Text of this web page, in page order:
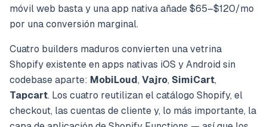
móvil web basta y una app nativa añade $65–$120/mo
por una conversión marginal.
Cuatro builders maduros convierten una vetrina
Shopify existente en apps nativas iOS y Android sin
codebase aparte: MobiLoud , Vajro, SimiCart,
Tapcart. Los cuatro reutilizan el catálogo Shopify, el
checkout, las cuentas de cliente y, lo más importante, la